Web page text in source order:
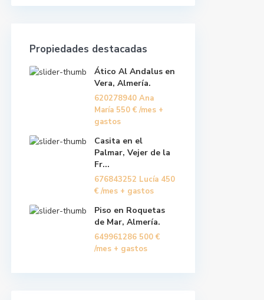
Propiedades destacadas
Ático Al Andalus en
Vera, Almería.
620278940 Ana
María 550 € /mes +
gastos
Casita en el
Palmar, Vejer de la
Fr...
676843252 Lucía 450
€ /mes + gastos
Piso en Roquetas
de Mar, Almería.
649961286 500 €
/mes + gastos